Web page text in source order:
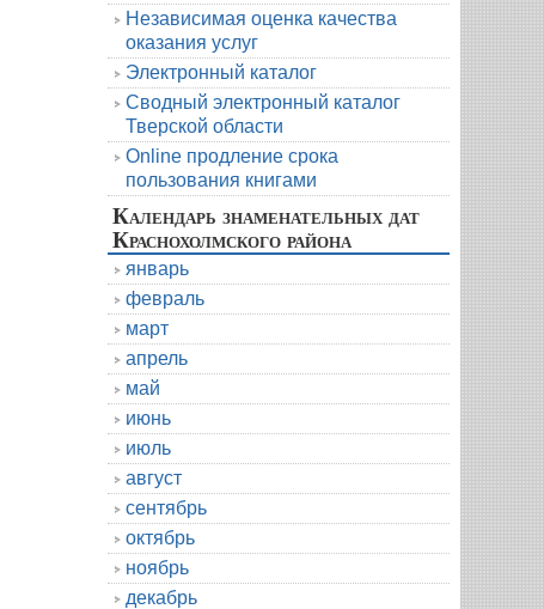
Независимая оценка качества
оказания услуг
Электронный каталог
Сводный электронный каталог
Тверской области
Online продление срока
пользования книгами
Календарь знаменательных дат
Краснохолмского района
январь
февраль
март
апрель
май
июнь
июль
август
сентябрь
октябрь
ноябрь
декабрь